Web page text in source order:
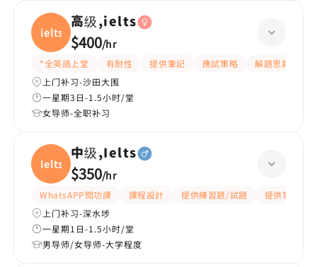
ielts
高级,ielts
$400/hr
*全英語上堂 有耐性 提供筆記 應試策略 解題思路
上门补习-沙田大围
一星期3日-1.5小时/堂
女导师-全职补习
Ielts
中级,Ielts
$350/hr
WhatsAPP問功課 課程設計 提供練習題/試題
提供筆記
上门补习-深水埗
一星期1日-1.5小时/堂
男导师/女导师-大学程度